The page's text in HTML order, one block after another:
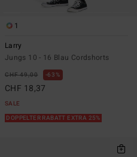
1
Larry
Jungs 10 - 16 Blau Cordshorts
CHF 49,00 63%
CHF 18,37
SALE
DOPPELTER RABATT EXTRA 25%